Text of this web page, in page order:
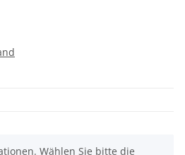
Wählen Sie bitte die